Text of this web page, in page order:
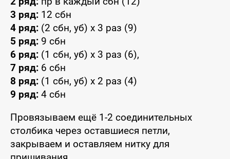
3 ряд: 12 сбн
4 ряд: (2 сбн, уб) x 3 раз (9)
5 ряд: 9 сбн
6 ряд: (1 сбн, уб) x 3 раз (6),
7 ряд: 6 сбн
8 ряд: (1 сбн, уб) x 2 раз (4)
9 ряд: 4 сбн
Провязываем ещё 1-2 соединительных
столбика через оставшиеся петли,
закрываем и оставляем нитку для